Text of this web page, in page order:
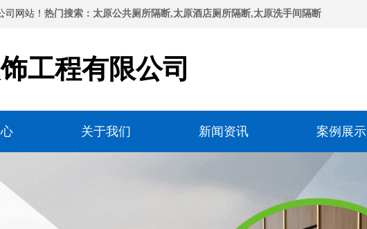
网站！ 热门搜索：太原公共厕所隔断,太原酒店厕所隔断,太原洗手间隔断
工程有限公司
关于我们 新闻资讯 案例展示